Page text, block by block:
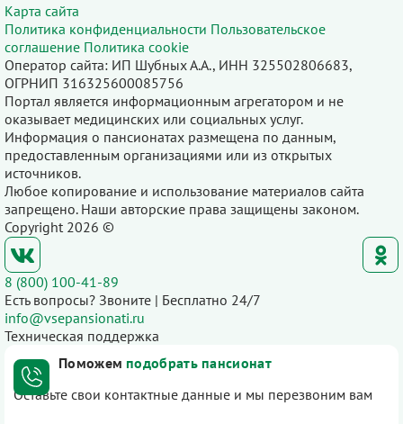
Карта сайта
Политика конфиденциальности Пользовательское
соглашение Политика cookie
Оператор сайта: ИП Шубных А.А., ИНН 325502806683,
ОГРНИП 316325600085756
Портал является информационным агрегатором и не
оказывает медицинских или социальных услуг.
Информация о пансионатах размещена по данным,
предоставленным организациями или из открытых
источников.
Любое копирование и использование материалов сайта
запрещено. Наши авторские права защищены законом.
Copyright 2026 ©
8 (800) 100-41-89
Есть вопросы? Звоните | Бесплатно 24/7
info@vsepansionati.ru
Техническая поддержка
Поможем подобрать пансионат
Оставьте свои контактные данные и мы перезвоним вам